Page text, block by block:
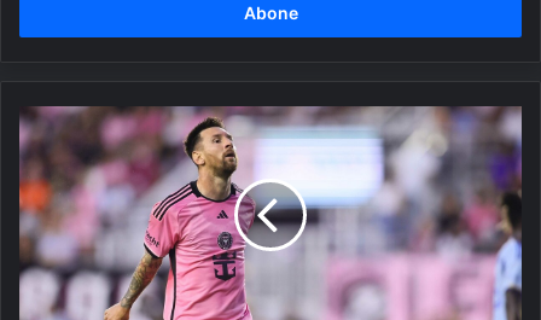
Lionel
Messi
şirketini
borsaya
açtı:
223
milyon
euro